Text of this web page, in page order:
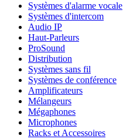
Systèmes d'alarme vocale
Systèmes d'intercom
Audio IP
Haut-Parleurs
ProSound
Distribution
Systèmes sans fil
Systèmes de conférence
Amplificateurs
Mélangeurs
Mégaphones
Microphones
Racks et Accessoires